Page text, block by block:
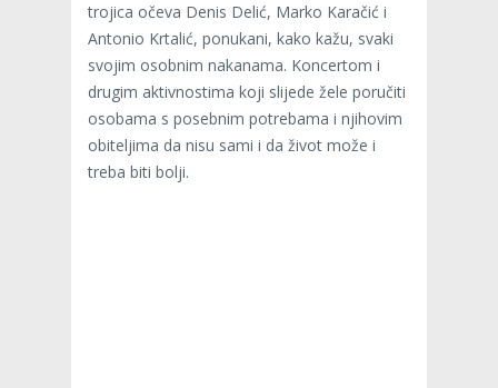
trojica očeva Denis Delić, Marko Karačić i
Antonio Krtalić, ponukani, kako kažu, svaki
svojim osobnim nakanama. Koncertom i
drugim aktivnostima koji slijede žele poručiti
osobama s posebnim potrebama i njihovim
obiteljima da nisu sami i da život može i
treba biti bolji.